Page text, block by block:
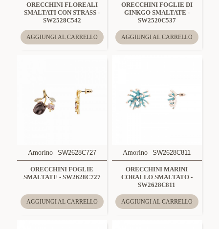
ORECCHINI FLOREALI
SMALTATI CON STRASS -
SW2528C542
AGGIUNGI AL CARRELLO
ORECCHINI FOGLIE DI
GINKGO SMALTATE -
SW2520C537
AGGIUNGI AL CARRELLO
Amorino SW2628C727
ORECCHINI FOGLIE
SMALTATE - SW2628C727
AGGIUNGI AL CARRELLO
Amorino SW2628C811
ORECCHINI MARINI
CORALLO SMALTATO -
SW2628C811
AGGIUNGI AL CARRELLO